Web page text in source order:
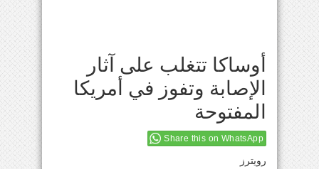
أوساكا تتغلب على آثار
الإصابة وتفوز في أمريكا
المفتوحة
Share this on WhatsApp
رويترز